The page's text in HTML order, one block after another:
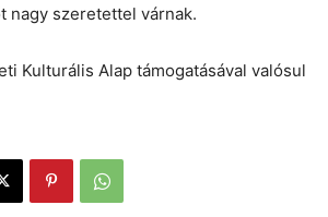
nagy szeretettel várnak.
Kulturális Alap támogatásával valósul